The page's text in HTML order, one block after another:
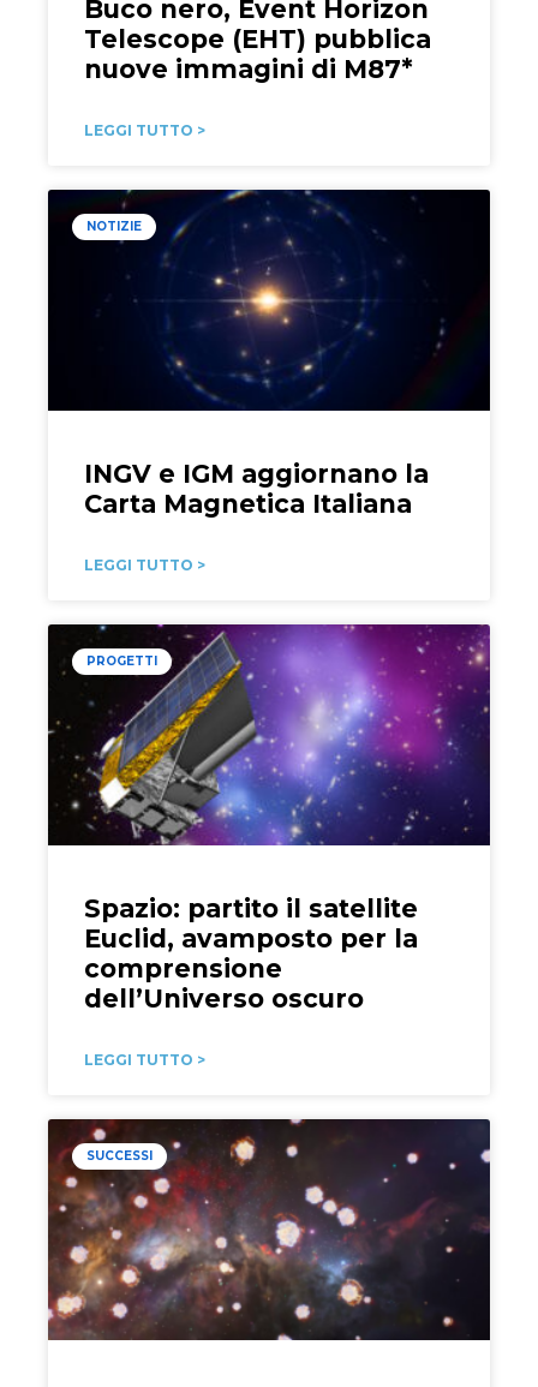
Buco nero, Event Horizon
Telescope (EHT) pubblica
nuove immagini di M87*
LEGGI TUTTO >
NOTIZIE
INGV e IGM aggiornano la
Carta Magnetica Italiana
LEGGI TUTTO >
PROGETTI
Spazio: partito il satellite
Euclid, avamposto per la
comprensione
dell’Universo oscuro
LEGGI TUTTO >
SUCCESSI